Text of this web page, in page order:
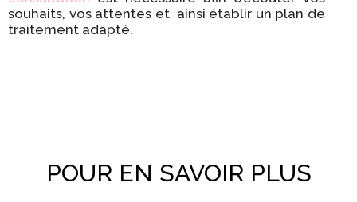
souhaits, vos attentes et ainsi établir un plan de
traitement adapté.
POUR EN SAVOIR PLUS